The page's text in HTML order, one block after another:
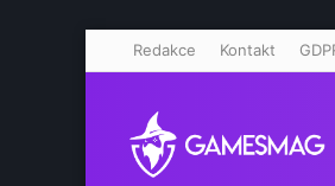
Redakce Kontakt